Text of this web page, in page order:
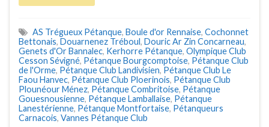
AS Trégueux Pétanque, Boule d'or Rennaise, Cochonnet
Bettonais, Douarnenez Tréboul, Douric Ar Zin Concarneau,
Genets d'Or Bannalec, Kerhorre Pétanque, Olympique Club
Cesson Sévigné, Pétanque Bourgcomptoise, Pétanque Club
de l'Orme, Pétanque Club Landivisien, Pétanque Club Le
Faou Hanvec, Pétanque Club Ploerinois, Pétanque Club
Plounéour Ménez, Pétanque Combritoise, Pétanque
Gouesnousienne, Pétanque Lamballaise, Pétanque
Lanestérienne, Pétanque Montfortaise, Pétanqueurs
Carnacois, Vannes Pétanque Club